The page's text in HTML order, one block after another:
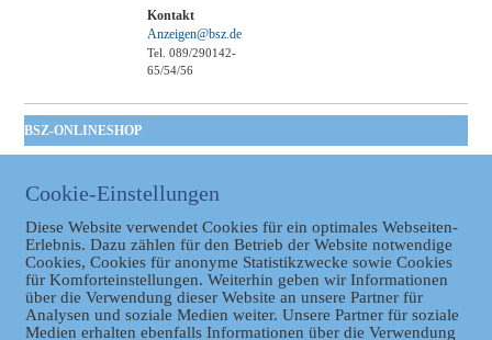
Kontakt
Anzeigen@bsz.de
Tel. 089/290142-
65/54/56
BSZ-ONLINESHOP
Taschenbuch
GVBl | Einbanddecke
Cookie-Einstellungen
Diese Website verwendet Cookies für ein optimales Webseiten-
Erlebnis. Dazu zählen für den Betrieb der Website notwendige
Cookies, Cookies für anonyme Statistikzwecke sowie Cookies
für Komforteinstellungen. Weiterhin geben wir Informationen
über die Verwendung dieser Website an unsere Partner für
Analysen und soziale Medien weiter. Unsere Partner für soziale
Medien erhalten ebenfalls Informationen über die Verwendung